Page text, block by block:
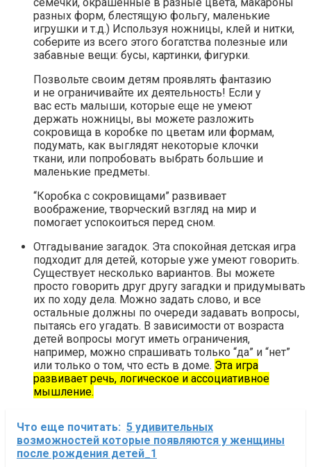
семечки, окрашенные в разные цвета, макароны
разных форм, блестящую фольгу, маленькие
игрушки и т.д.) Используя ножницы, клей и нитки,
соберите из всего этого богатства полезные или
забавные вещи: бусы, картинки, фигурки.
Позвольте своим детям проявлять фантазию
и не ограничивайте их деятельность! Если у
вас есть малыши, которые еще не умеют
держать ножницы, вы можете разложить
сокровища в коробке по цветам или формам,
подумать, как выглядят некоторые клочки
ткани, или попробовать выбрать большие и
маленькие предметы.
“Коробка с сокровищами” развивает
воображение, творческий взгляд на мир и
помогает успокоиться перед сном.
Отгадывание загадок. Эта спокойная детская игра
подходит для детей, которые уже умеют говорить.
Существует несколько вариантов. Вы можете
просто говорить друг другу загадки и придумывать
их по ходу дела. Можно задать слово, и все
остальные должны по очереди задавать вопросы,
пытаясь его угадать. В зависимости от возраста
детей вопросы могут иметь ограничения,
например, можно спрашивать только “да” и “нет”
или только о том, что есть в доме. Эта игра
развивает речь, логическое и ассоциативное
мышление.
Что еще почитать: 5 удивительных
возможностей которые появляются у женщины
после рождения детей_1